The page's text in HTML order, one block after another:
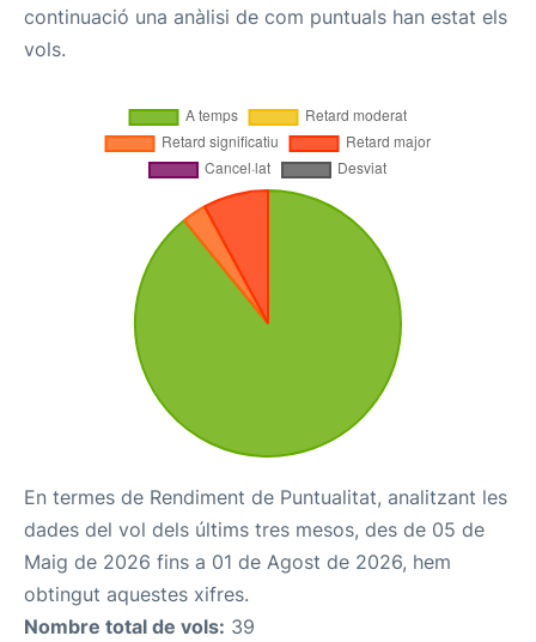
continuació una anàlisi de com puntuals han estat els
vols.
En termes de Rendiment de Puntualitat, analitzant les
dades del vol dels últims tres mesos, des de 05 de
Maig de 2026 fins a 01 de Agost de 2026, hem
obtingut aquestes xifres.
Nombre total de vols: 39